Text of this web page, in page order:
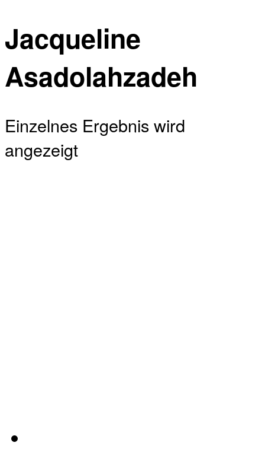
Jacqueline
Asadolahzadeh
Einzelnes Ergebnis wird
angezeigt